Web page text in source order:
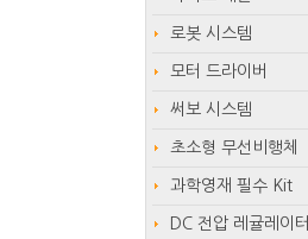
로봇 시스템
모터 드라이버
써보 시스템
초소형 무선비행체
과학영재 필수 Kit
DC 전압 레귤레이터